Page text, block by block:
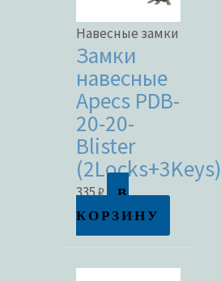
Навесные замки
Замки
навесные
Apecs PDB-
20-20-
Blister
(2Locks+3Keys)
335₽
В
КОРЗИНУ